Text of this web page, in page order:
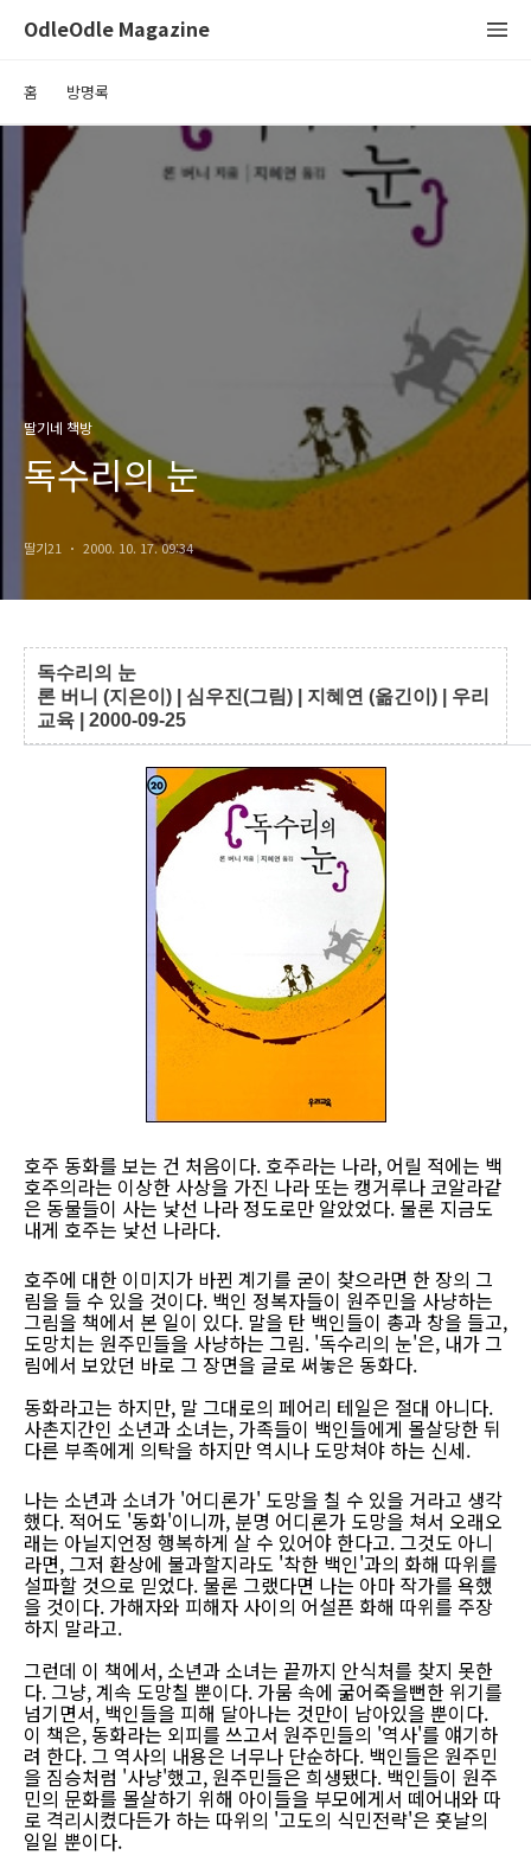
OdleOdle Magazine
홈 방명록
딸기네 책방
독수리의 눈
딸기21 2000. 10. 17. 09:34
독수리의 눈
론 버니 (지은이) | 심우진(그림) | 지혜연 (옮긴이) | 우리
교육 | 2000-09-25
호주 동화를 보는 건 처음이다. 호주라는 나라, 어릴 적에는 백
호주의라는 이상한 사상을 가진 나라 또는 캥거루나 코알라같
은 동물들이 사는 낯선 나라 정도로만 알았었다. 물론 지금도
내게 호주는 낯선 나라다.
호주에 대한 이미지가 바뀐 계기를 굳이 찾으라면 한 장의 그
림을 들 수 있을 것이다. 백인 정복자들이 원주민을 사냥하는
그림을 책에서 본 일이 있다. 말을 탄 백인들이 총과 창을 들고,
도망치는 원주민들을 사냥하는 그림. '독수리의 눈'은, 내가 그
림에서 보았던 바로 그 장면을 글로 써놓은 동화다.
동화라고는 하지만, 말 그대로의 페어리 테일은 절대 아니다.
사촌지간인 소년과 소녀는, 가족들이 백인들에게 몰살당한 뒤
다른 부족에게 의탁을 하지만 역시나 도망쳐야 하는 신세.
나는 소년과 소녀가 '어디론가' 도망을 칠 수 있을 거라고 생각
했다. 적어도 '동화'이니까, 분명 어디론가 도망을 쳐서 오래오
래는 아닐지언정 행복하게 살 수 있어야 한다고. 그것도 아니
라면, 그저 환상에 불과할지라도 '착한 백인'과의 화해 따위를
설파할 것으로 믿었다. 물론 그랬다면 나는 아마 작가를 욕했
을 것이다. 가해자와 피해자 사이의 어설픈 화해 따위를 주장
하지 말라고.
그런데 이 책에서, 소년과 소녀는 끝까지 안식처를 찾지 못한
다. 그냥, 계속 도망칠 뿐이다. 가뭄 속에 굶어죽을뻔한 위기를
넘기면서, 백인들을 피해 달아나는 것만이 남아있을 뿐이다.
이 책은, 동화라는 외피를 쓰고서 원주민들의 '역사'를 얘기하
려 한다. 그 역사의 내용은 너무나 단순하다. 백인들은 원주민
을 짐승처럼 '사냥'했고, 원주민들은 희생됐다. 백인들이 원주
민의 문화를 몰살하기 위해 아이들을 부모에게서 떼어내와 따
로 격리시켰다든가 하는 따위의 '고도의 식민전략'은 훗날의
일일 뿐이다.